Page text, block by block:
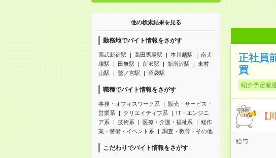
他の検索結果を見る
勤務地でバイト情報をさがす
西武新宿駅 高田馬場駅 本川越駅
南大
塚駅
田無駅 所沢駅 新所沢駅
東村
山駅
鷺ノ宮駅 沼袋駅
職種でバイト情報をさがす
事務・オフィスワーク系
販売・サービス・
営業系
クリエイティブ系
IT・エンジニ
ア系
技術系 医療・介護・福祉系
軽作
業・警備・イベント系
調査・教育・その他
こだわりでバイト情報をさがす
正社員
買
紹介予定派
【
給与